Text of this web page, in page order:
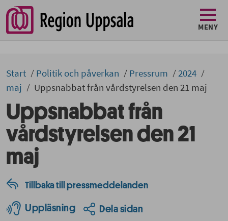
MENY
Start Politik och påverkan Pressrum
2024
maj
Uppsnabbat från vårdstyrelsen den 21 maj
Uppsnabbat från
vårdstyrelsen den 21
maj
Tillbaka till pressmeddelanden
Uppläsning Dela sidan